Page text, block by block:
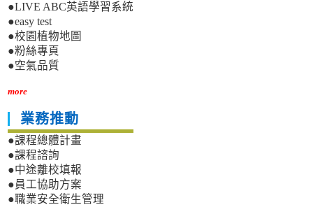
●LIVE ABC英語學習系統
●easy test
●校園植物地圖
●粉絲專頁
●空氣品質
more
業務推動
●課程總體計畫
●課程諮詢
●中途離校填報
●員工協助方案
●職業安全衛生管理